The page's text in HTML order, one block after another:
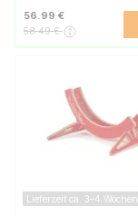
56.99 €
58.49 €
Lieferzeit ca. 3–4 Wochen